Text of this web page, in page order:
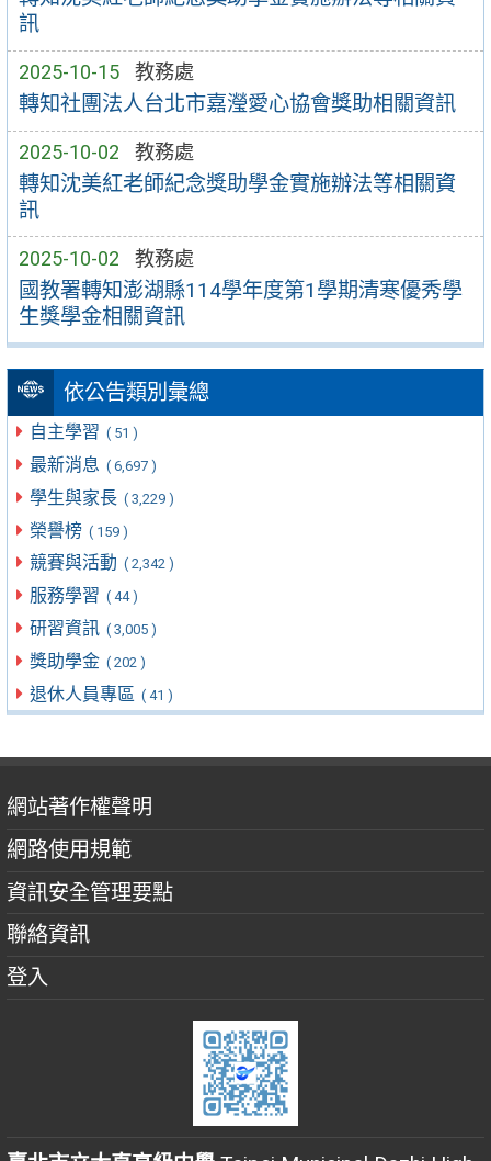
訊
2025-10-15 教務處
轉知社團法人台北市嘉瀅愛心協會獎助相關資訊
2025-10-02 教務處
轉知沈美紅老師紀念獎助學金實施辦法等相關資
訊
2025-10-02 教務處
國教署轉知澎湖縣114學年度第1學期清寒優秀學
生獎學金相關資訊
依公告類別彙總
自主學習 ( 51 )
最新消息 ( 6,697 )
學生與家長 ( 3,229 )
榮譽榜 ( 159 )
競賽與活動 ( 2,342 )
服務學習 ( 44 )
研習資訊 ( 3,005 )
獎助學金 ( 202 )
退休人員專區 ( 41 )
網站著作權聲明
網路使用規範
資訊安全管理要點
聯絡資訊
登入